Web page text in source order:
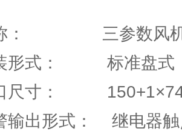
称： 三参数风机
形式： 标准盘式
尺寸：
输出形式： 继电器触